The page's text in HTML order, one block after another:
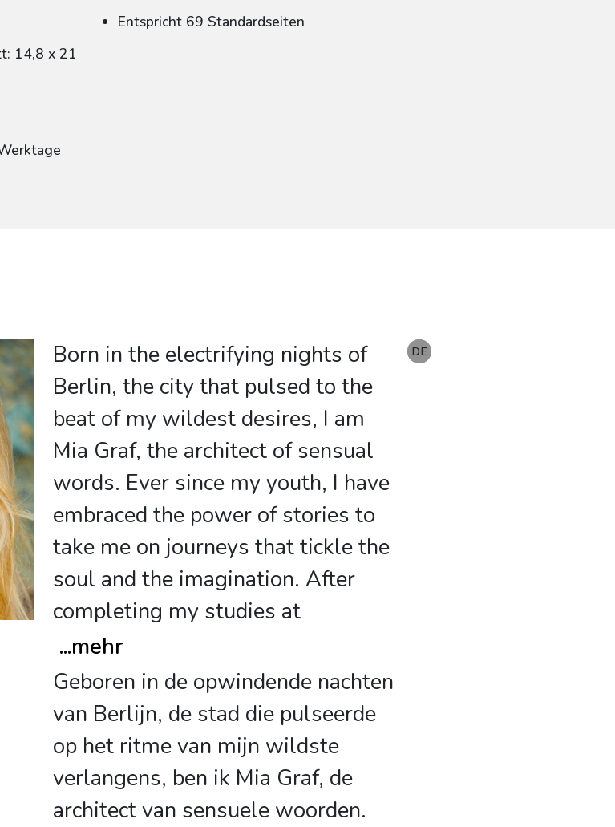
14,8 x 21
Entspricht 69 Standardseiten
Born in the electrifying nights of
Berlin, the city that pulsed to the
beat of my wildest desires, I am
Mia Graf, the architect of sensual
words. Ever since my youth, I have
embraced the power of stories to
take me on journeys that tickle the
soul and the imagination. After
completing my studies at
...mehr
Geboren in de opwindende nachten
van Berlijn, de stad die pulseerde
op het ritme van mijn wildste
verlangens, ben ik Mia Graf, de
architect van sensuele woorden.
EN
DE
DE